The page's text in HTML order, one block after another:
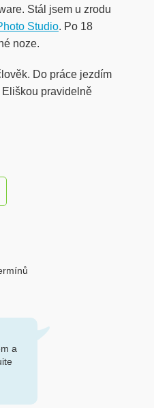
Stál jsem u zrodu
Studio. Po 18
noze.
Do práce jezdím
pravidelně
a